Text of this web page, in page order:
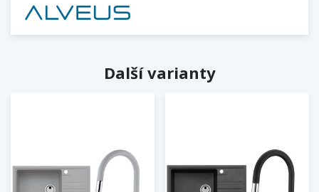
Další varianty